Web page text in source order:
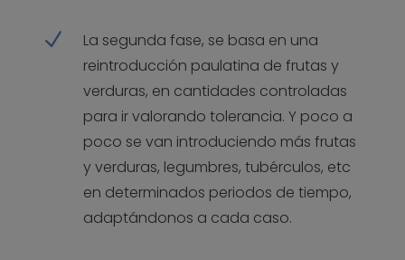
N
La segunda fase, se basa en una
reintroducción paulatina de frutas y
verduras, en cantidades controladas
para ir valorando tolerancia. Y poco a
poco se van introduciendo más frutas
y verduras, legumbres, tubérculos, etc
en determinados periodos de tiempo,
adaptándonos a cada caso.